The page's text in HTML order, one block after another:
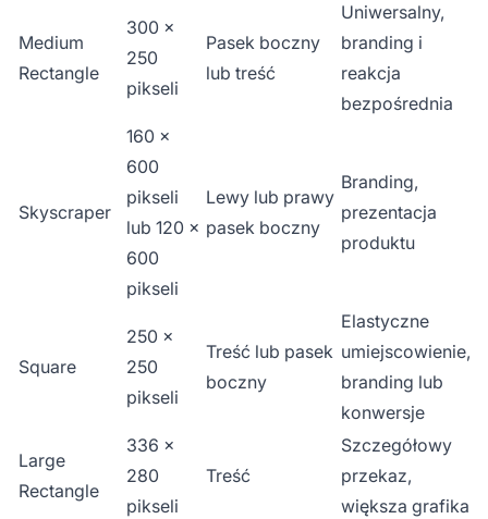
Medium
Rectangle
300 x
250
pikseli
Pasek boczny
lub treść
Uniwersalny,
branding i
reakcja
bezpośrednia
Skyscraper
160 x
600
pikseli
lub 120 x
600
pikseli
Lewy lub prawy
pasek boczny
Branding,
prezentacja
produktu
Square
250 x
250
pikseli
Treść lub pasek
boczny
Elastyczne
umiejscowienie,
branding lub
konwersje
Large
Rectangle
336 x
280
pikseli
Treść
Szczegółowy
przekaz,
większa grafika